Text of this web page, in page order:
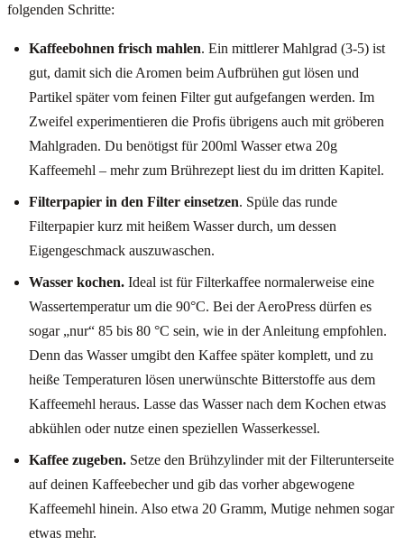
folgenden Schritte:
Kaffeebohnen frisch mahlen. Ein mittlerer Mahlgrad (3-5) ist
gut, damit sich die Aromen beim Aufbrühen gut lösen und
Partikel später vom feinen Filter gut aufgefangen werden. Im
Zweifel experimentieren die Profis übrigens auch mit gröberen
Mahlgraden. Du benötigst für 200ml Wasser etwa 20g
Kaffeemehl – mehr zum Brührezept liest du im dritten Kapitel.
Filterpapier in den Filter einsetzen. Spüle das runde
Filterpapier kurz mit heißem Wasser durch, um dessen
Eigengeschmack auszuwaschen.
Wasser kochen. Ideal ist für Filterkaffee normalerweise eine
Wassertemperatur um die 90°C. Bei der AeroPress dürfen es
sogar „nur“ 85 bis 80 °C sein, wie in der Anleitung empfohlen.
Denn das Wasser umgibt den Kaffee später komplett, und zu
heiße Temperaturen lösen unerwünschte Bitterstoffe aus dem
Kaffeemehl heraus. Lasse das Wasser nach dem Kochen etwas
abkühlen oder nutze einen speziellen Wasserkessel.
Kaffee zugeben. Setze den Brühzylinder mit der Filterunterseite
auf deinen Kaffeebecher und gib das vorher abgewogene
Kaffeemehl hinein. Also etwa 20 Gramm, Mutige nehmen sogar
etwas mehr.